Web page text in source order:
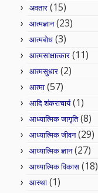
अवतार (15)
आत्मज्ञान(23)
आत्मबोध (3)
आत्मसाक्षात्कार (11)
आत्मसुधार (2)
आत्मा (57)
आदि शंकराचार्य(1)
आध्यात्मिक जागृति(8)
आध्यात्मिक जीवन(29)
आध्यात्मिक ज्ञान(27)
आध्यात्मिक विकास (18)
आस्था (1)